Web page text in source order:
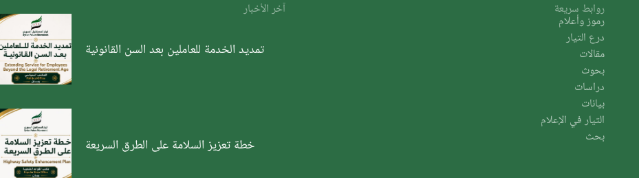
روابط سريعة
رموز وأعلام
درع التيار
مقالات
بحوث
دراسات
بيانات
التيار في الإعلام
بحث
آخر الأخبار
تمديد الخدمة للعاملين بعد السن القانونية
خطة تعزيز السلامة على الطرق السريعة